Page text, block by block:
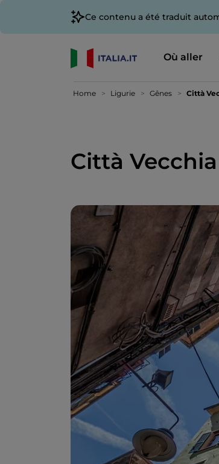
Ce contenu a été traduit
Où aller
Home Ligurie Gênes Città
Città Vecchia